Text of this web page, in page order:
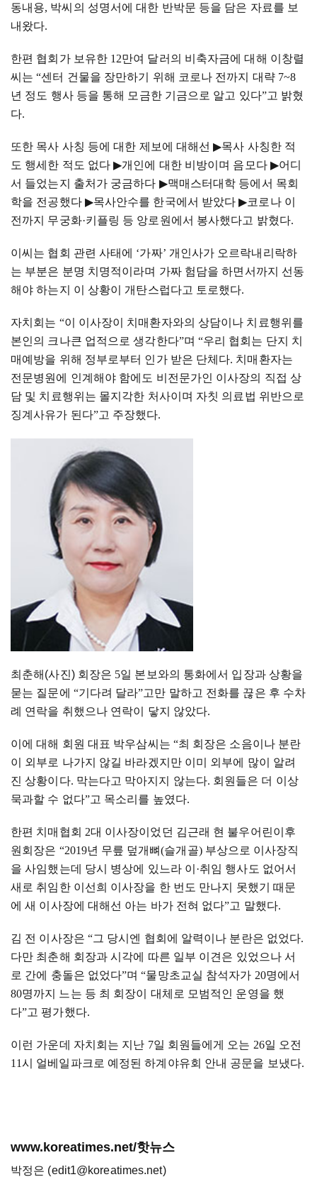
동내용, 박씨의 성명서에 대한 반박문 등을 담은 자료를 보
내왔다.
한편 협회가 보유한 12만여 달러의 비축자금에 대해 이창렬
씨는“센터 건물을 장만하기 위해 코로나 전까지 대략 7~8
년 정도 행사 등을 통해 모금한 기금으로 알고 있다”고 밝혔
다.
또한 목사 사칭 등에 대한 제보에 대해선▶목사 사칭한 적
도 행세한 적도 없다▶개인에 대한 비방이며 음모다 ▶어디
서 들었는지 출처가 궁금하다 ▶맥매스터대학 등에서 목회
학을 전공했다 ▶목사안수를 한국에서 받았다▶코로나 이
전까지 무궁화·키플링 등 앙로원에서 봉사했다고 밝혔다.
이씨는 협회 관련 사태에 ‘가짜’ 개인사가 오르락내리락하
는 부분은 분명 치명적이라며 가짜 험담을 하면서까지 선동
해야 하는지 이 상황이 개탄스럽다고 토로했다.
자치회는 “이 이사장이 치매환자와의 상담이나 치료행위를
본인의 크나큰 업적으로 생각한다”며 “우리 협회는 단지 치
매예방을 위해 정부로부터 인가 받은 단체다. 치매환자는
전문병원에 인계해야 함에도 비전문가인 이사장의 직접 상
담 및 치료행위는 몰지각한 처사이며 자칫 의료법 위반으로
징계사유가 된다”고 주장했다.
최춘해(사진) 회장은 5일 본보와의 통화에서 입장과 상황을
묻는 질문에 “기다려 달라”고만 말하고 전화를 끊은 후 수차
례 연락을 취했으나 연락이 닿지 않았다.
이에 대해 회원 대표 박우삼씨는 “최 회장은 소음이나 분란
이 외부로 나가지 않길 바라겠지만 이미 외부에 많이 알려
진 상황이다. 막는다고 막아지지 않는다. 회원들은 더 이상
묵과할 수 없다”고 목소리를 높였다.
한편 치매협회 2대 이사장이었던 김근래 현 불우어린이후
원회장은 “2019년 무릎 덮개뼈(슬개골) 부상으로 이사장직
을 사임했는데 당시 병상에 있느라 이 ·취임 행사도 없어서
새로 취임한 이선희 이사장을 한 번도 만나지 못했기 때문
에 새 이사장에 대해선 아는 바가 전혀 없다”고 말했다.
김 전 이사장은 “그 당시엔 협회에 알력이나 분란은 없었다.
다만 최춘해 회장과 시각에 따른 일부 이견은 있었으나 서
로 간에 충돌은 없었다”며“물망초교실 참석자가 20명에서
80명까지 느는 등 최 회장이 대체로 모범적인 운영을 했
다”고 평가했다.
이런 가운데 자치회는 지난 7일 회원들에게 오는 26일 오전
11시 얼베일파크로 예정된 하계야유회 안내 공문을 보냈다.
www.koreatimes.net/핫뉴스
박정은 (edit1@koreatimes.net)